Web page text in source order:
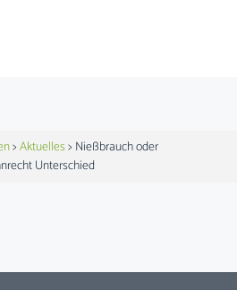
>Aktuelles> Nießbrauch oder
Unterschied